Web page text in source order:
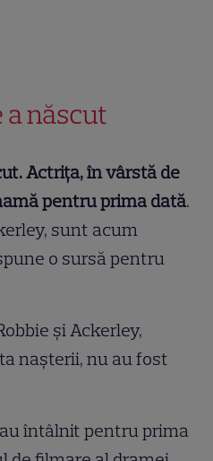
a născut
Actrița, în vârstă de
pentru prima dată.
sunt acum
o sursă pentru
și Ackerley,
nașterii, nu au fost
întâlnit pentru prima